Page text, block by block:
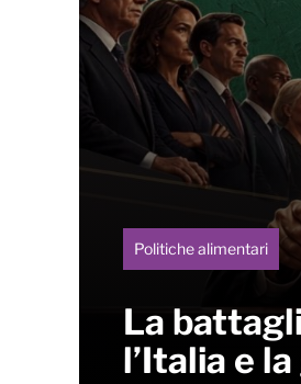
Politiche alimentari
La
l’Italia e